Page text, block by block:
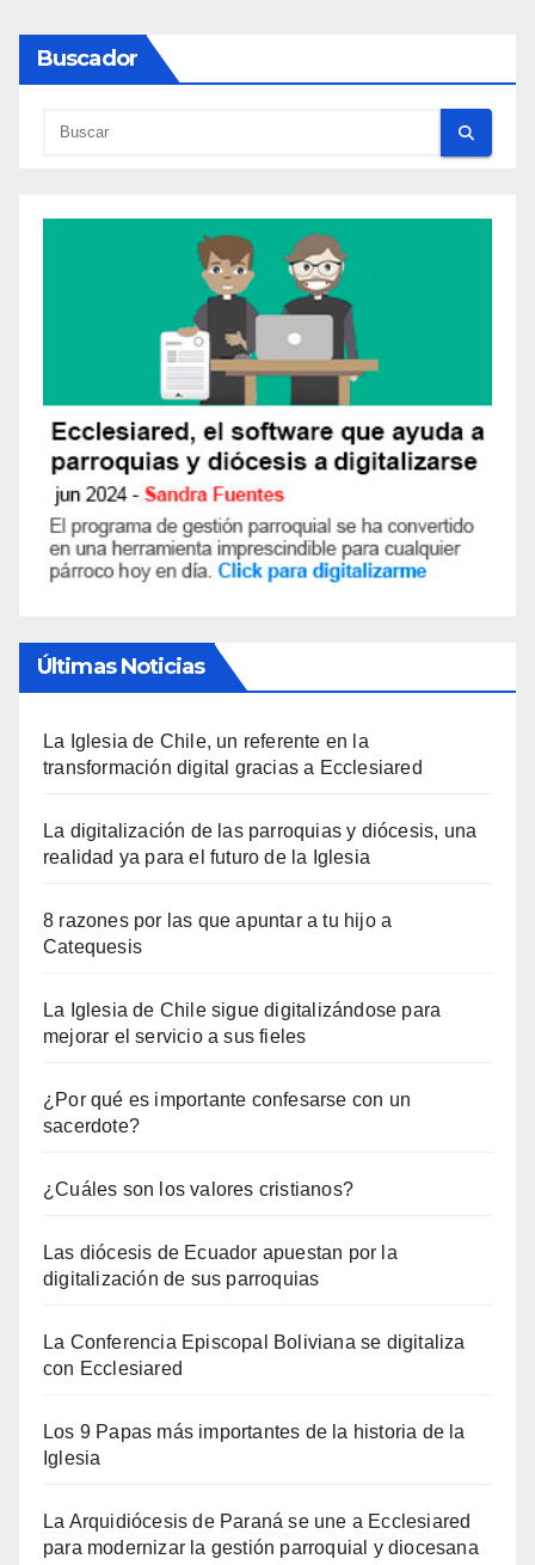
Buscador
Últimas Noticias
La Iglesia de Chile, un referente en la
transformación digital gracias a Ecclesiared
La digitalización de las parroquias y diócesis, una
realidad ya para el futuro de la Iglesia
8 razones por las que apuntar a tu hijo a
Catequesis
La Iglesia de Chile sigue digitalizándose para
mejorar el servicio a sus fieles
¿Por qué es importante confesarse con un
sacerdote?
¿Cuáles son los valores cristianos?
Las diócesis de Ecuador apuestan por la
digitalización de sus parroquias
La Conferencia Episcopal Boliviana se digitaliza
con Ecclesiared
Los 9 Papas más importantes de la historia de la
Iglesia
La Arquidiócesis de Paraná se une a Ecclesiared
para modernizar la gestión parroquial y diocesana